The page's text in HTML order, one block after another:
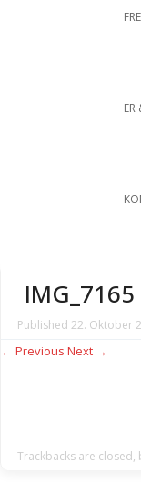
ER
IMG_7165
Published 22. Oktober
← Previous Next →
Trackbacks are closed,